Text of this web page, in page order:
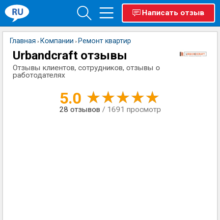
Написать отзыв
Главная › Компании › Ремонт квартир
Urbandcraft отзывы
Отзывы клиентов, сотрудников, отзывы о
работодателях
5.0
28 отзывов / 1691 просмотр